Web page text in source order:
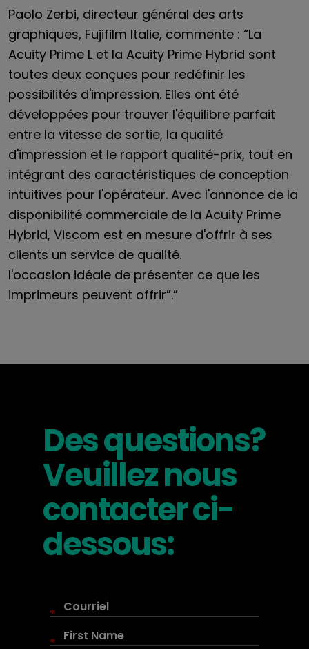
Paolo Zerbi, directeur général des arts
graphiques, Fujifilm Italie, commente : “La
Acuity Prime L et la Acuity Prime Hybrid sont
toutes deux conçues pour redéfinir les
possibilités d'impression. Elles ont été
développées pour trouver l'équilibre parfait
entre la vitesse de sortie, la qualité
d'impression et le rapport qualité-prix, tout en
intégrant des caractéristiques de conception
intuitives pour l'opérateur. Avec l'annonce de la
disponibilité commerciale de la Acuity Prime
Hybrid, Viscom est en mesure d'offrir à ses
clients un service de qualité.
l'occasion idéale de présenter ce que les
imprimeurs peuvent offrir”.”
Des questions?
Veuillez nous
contacter ci-
dessous:
*
*